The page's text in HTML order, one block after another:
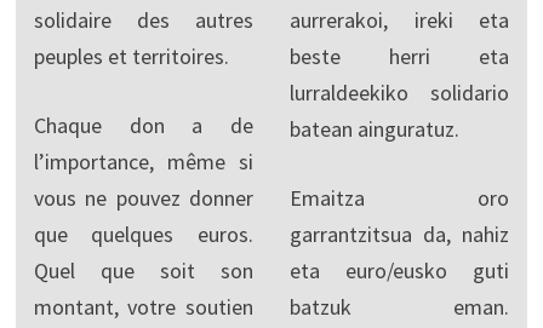
solidaire des autres
peuples et territoires.
Chaque don a de
l’importance, même si
vous ne pouvez donner
que quelques euros.
Quel que soit son
montant, votre soutien
aurrerakoi, ireki eta
beste herri eta
lurraldeekiko solidario
batean ainguratuz.
Emaitza oro
garrantzitsua da, nahiz
eta euro/eusko guti
batzuk eman.